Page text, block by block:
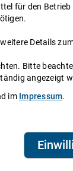
für den
Details
Bitte
angezeigt
im Impressum.